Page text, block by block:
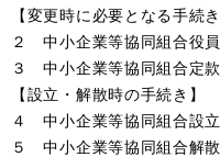
【変更時に必要となる手続き
２ 中小企業等協同組合役
３ 中小企業等協同組合定
【設立・解散時の手続き】
４ 中小企業等協同組合設
５ 中小企業等協同組合解